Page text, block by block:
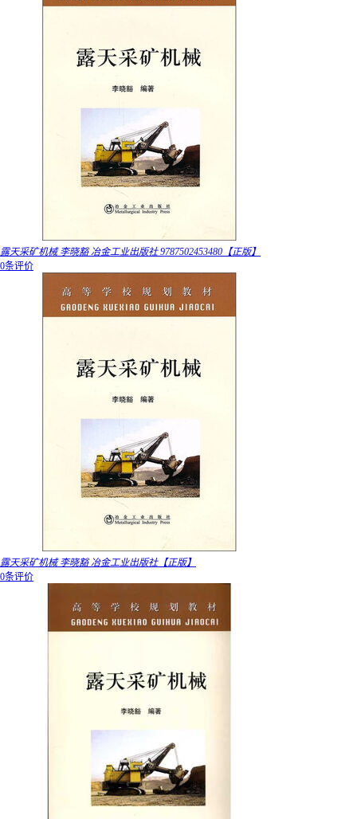
露天采矿机械 李晓豁 冶金工业出版社 9787502453480【正版】
0条评价
露天采矿机械 李晓豁 冶金工业出版社【正版】
0条评价